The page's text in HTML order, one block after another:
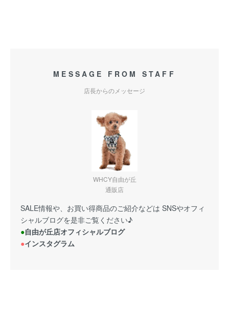
MESSAGE FROM STAFF
店長からのメッセージ
WHCY自由が丘
通販店
SALE情報や、お買い得商品のご紹介などは SNSやオフィ
シャルブログを是非ご覧ください♪
●自由が丘店オフィシャルブログ
●インスタグラム